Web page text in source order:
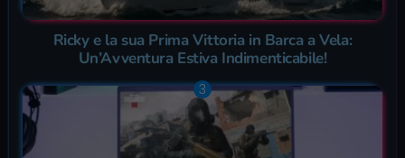
Ricky e la sua Prima Vittoria in Barca a Vela:
Un’Avventura Estiva Indimenticabile!